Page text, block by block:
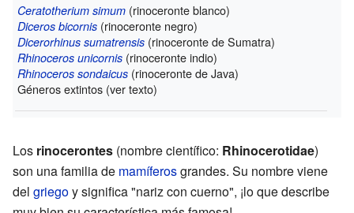
Ceratotherium simum (rinoceronte blanco)
Diceros bicornis (rinoceronte negro)
Dicerorhinus sumatrensis (rinoceronte de Sumatra)
Rhinoceros unicornis (rinoceronte indio)
Rhinoceros sondaicus (rinoceronte de Java)
Géneros extintos (ver texto)
Los rinocerontes (nombre científico: Rhinocerotidae)
son una familia de mamíferosgrandes. Su nombre viene
del griegoy significa "nariz con cuerno", ¡lo que describe